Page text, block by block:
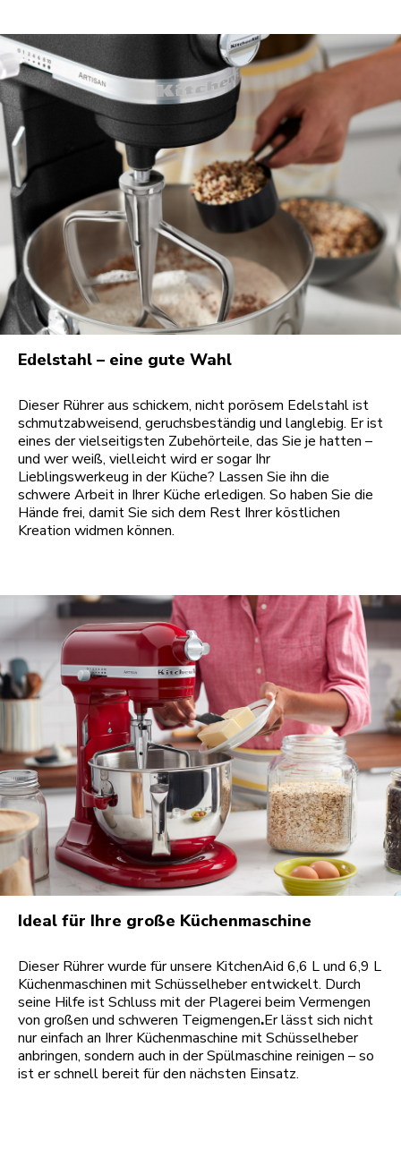
Edelstahl – eine gute Wahl
Dieser Rührer aus schickem, nicht porösem Edelstahl ist
schmutzabweisend, geruchsbeständig und langlebig. Er ist
eines der vielseitigsten Zubehörteile, das Sie je hatten –
und wer weiß, vielleicht wird er sogar Ihr
Lieblingswerkeug in der Küche? Lassen Sie ihn die
schwere Arbeit in Ihrer Küche erledigen. So haben Sie die
Hände frei, damit Sie sich dem Rest Ihrer köstlichen
Kreation widmen können.
Ideal für Ihre große Küchenmaschine
Dieser Rührer wurde für unsere KitchenAid 6,6 L und 6,9 L
Küchenmaschinen mit Schüsselheber entwickelt. Durch
seine Hilfe ist Schluss mit der Plagerei beim Vermengen
von großen und schweren Teigmengen.Er lässt sich nicht
nur einfach an Ihrer Küchenmaschine mit Schüsselheber
anbringen, sondern auch in der Spülmaschine reinigen – so
ist er schnell bereit für den nächsten Einsatz.